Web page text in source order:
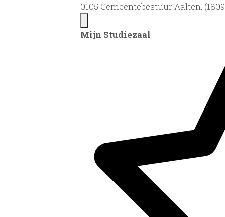
0105 Gemeentebestuur Aalten,
Mijn Studiezaal